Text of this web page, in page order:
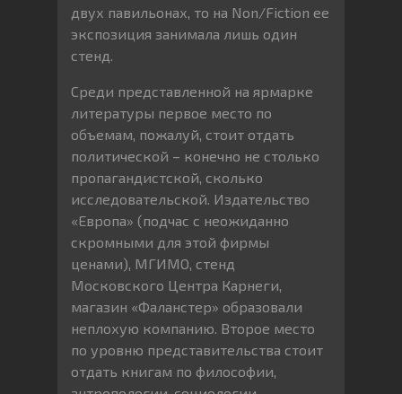
двух павильонах, то на Non/Fiction ее
экспозиция занимала лишь один
стенд.
Среди представленной на ярмарке
литературы первое место по
объемам, пожалуй, стоит отдать
политической – конечно не столько
пропагандистской, сколько
исследовательской. Издательство
«Европа» (подчас с неожиданно
скромными для этой фирмы
ценами), МГИМО, стенд
Московского Центра Карнеги,
магазин «Фаланстер» образовали
неплохую компанию. Второе место
по уровню представительства стоит
отдать книгам по философии,